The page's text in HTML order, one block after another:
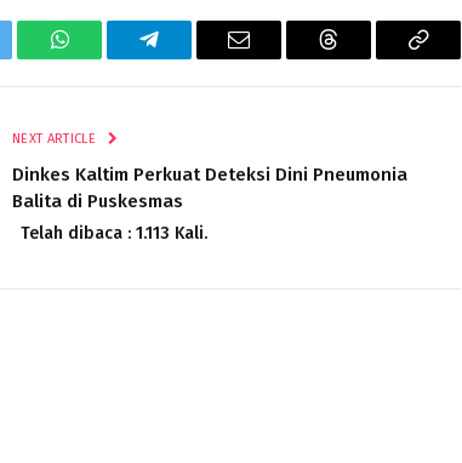
WhatsAppTelegram Email Threads
Copy
NEXT ARTICLE
Dinkes Kaltim Perkuat Deteksi Dini Pneumonia
Balita di Puskesmas
Telah dibaca : 1.113 Kali.